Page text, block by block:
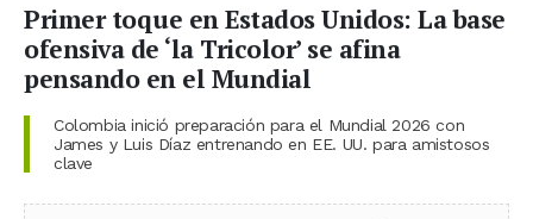
Primer toque en Estados Unidos: La base
ofensiva de ‘la Tricolor’ se afina
pensando en el Mundial
Colombia inició preparación para el Mundial 2026 con
James y Luis Díaz entrenando en EE. UU. para amistosos
clave